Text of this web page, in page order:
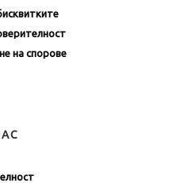
на спорове